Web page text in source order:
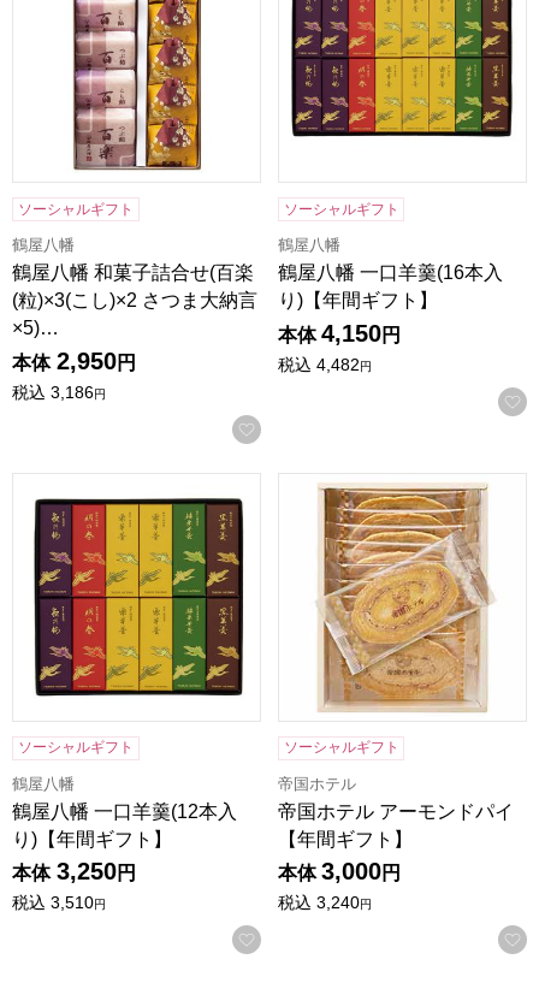
ソーシャルギフト
鶴屋八幡
鶴屋八幡 和菓子詰合せ(百楽
(粒)×3(こし)×2 さつま大納言
×5)…
本体 2,950円
税込 3,186円
お気に入りに登録する
ソーシャルギフト
鶴屋八幡
鶴屋八幡 一口羊羹(16本入
り)【年間ギフト】
本体 4,150円
税込 4,482円
鶴屋八幡 一口羊羹(12本入り)【年間ギフト】
ソーシャルギフト
鶴屋八幡
鶴屋八幡 一口羊羹(12本入
り)【年間ギフト】
本体 3,250円
税込 3,510円
お気に入りに登録する
帝国ホテル アーモンドパイ
ソーシャルギフト
帝国ホテル
帝国ホテル アーモンドパイ
【年間ギフト】
本体 3,000円
税込 3,240円